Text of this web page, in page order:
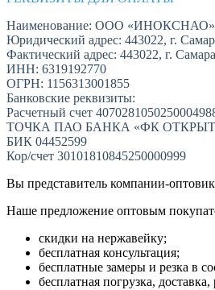
Наименование: ООО «ИНОКСНАО»
Юридический адрес: 443022, г.
Фактический адрес: 443022, г.
ИНН: 6319192770
ОГРН: 1156313001855
Банковские реквизиты:
Расчетный счет
ТОЧКА ПАО БАНКА «ФК
БИК 04452599
Кор/счет 30101810845250000999
Вы представитель компании-
Наше предложение оптовым
скидки на нержавейку;
бесплатная консультация;
бесплатные замеры и резка в
бесплатная погрузка, доставка,